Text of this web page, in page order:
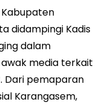
didampingi Kadis
dalam
media terkait
Dari pemaparan
Karangasem,